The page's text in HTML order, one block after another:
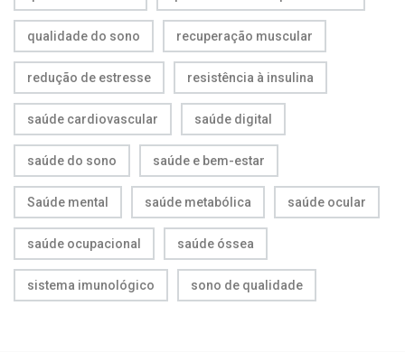
qualidade do sono recuperação muscular
redução de estresse resistência à insulina
saúde cardiovascular saúde digital
saúde do sono saúde e bem-estar
Saúde mental saúde metabólica saúde ocular
saúde ocupacional saúde óssea
sistema imunológico sono de qualidade